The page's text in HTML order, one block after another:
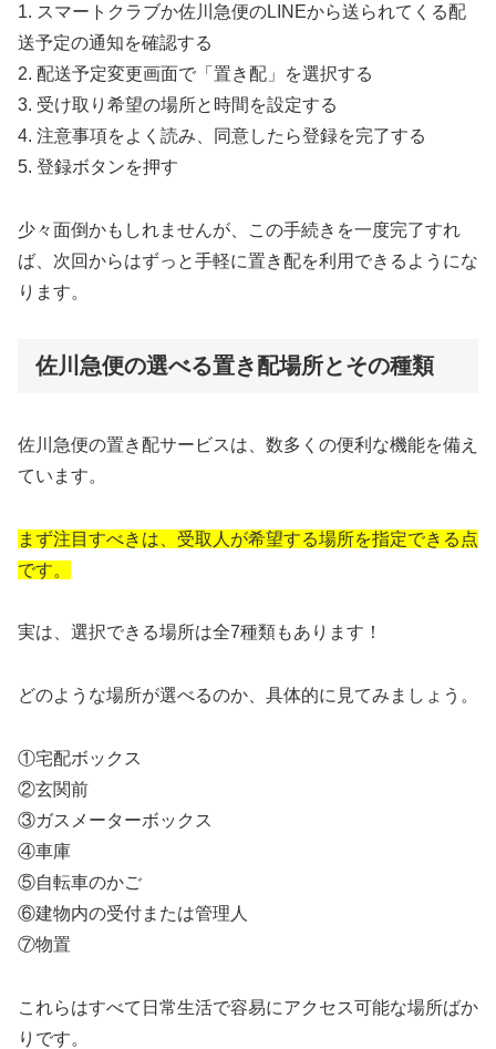
1. スマートクラブか佐川急便のLINEから送られてくる配
送予定の通知を確認する
2. 配送予定変更画面で「置き配」を選択する
3. 受け取り希望の場所と時間を設定する
4. 注意事項をよく読み、同意したら登録を完了する
5. 登録ボタンを押す
少々面倒かもしれませんが、この手続きを一度完了すれ
ば、次回からはずっと手軽に置き配を利用できるようにな
ります。
佐川急便の選べる置き配場所とその種類
佐川急便の置き配サービスは、数多くの便利な機能を備え
ています。
まず注目すべきは、受取人が希望する場所を指定できる点
です。
実は、選択できる場所は全7種類もあります！
どのような場所が選べるのか、具体的に見てみましょう。
①宅配ボックス
②玄関前
③ガスメーターボックス
④車庫
⑤自転車のかご
⑥建物内の受付または管理人
⑦物置
これらはすべて日常生活で容易にアクセス可能な場所ばか
りです。